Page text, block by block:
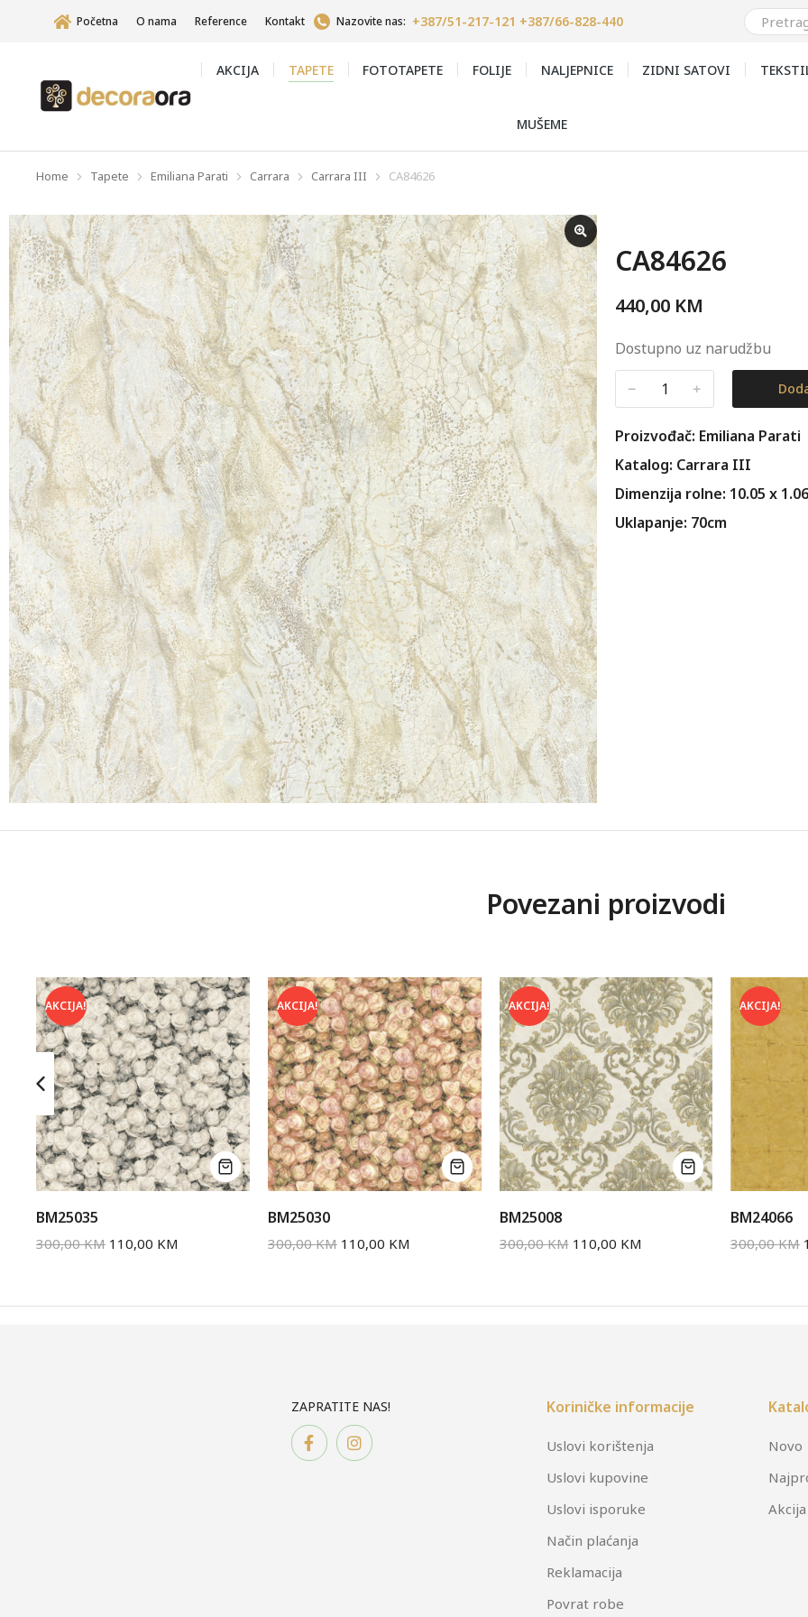
Početna O nama Reference Kontakt Nazovite nas: +387/51-217-121 +387/66-828-440
AKCIJA TAPETE FOTOTAPETE FOLIJE NALJEPNICE ZIDNI SATOVI
MUŠEME
You are here:
Home Tapete Emiliana Parati Carrara Carrara III CA84626
CA84626
440,00 KM
Dostupno uz narudžbu
﹣ ﹢
Proizvođač: Emiliana Parati
Katalog: Carrara III
Dimenzija rolne: 10.05 x
Uklapanje: 70cm
Povezani proizvodi
AKCIJA!
BM25035
300,00KM 110,00 KM
AKCIJA!
BM25030
300,00KM 110,00 KM
AKCIJA!
BM25008
300,00KM 110,00 KM
AKCIJA!
BM24066
300,00KM
ZAPRATITE NAS! Koriničke informacije
Uslovi korištenja
Uslovi kupovine
Uslovi isporuke
Način plaćanja
Reklamacija
Povrat robe
Novo
Akcija